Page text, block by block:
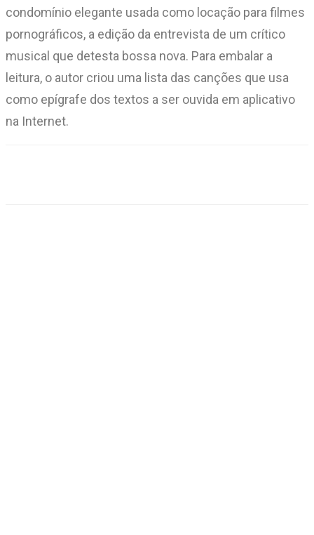
condomínio elegante usada como locação para filmes
pornográficos, a edição da entrevista de um crítico
musical que detesta bossa nova. Para embalar a
leitura, o autor criou uma lista das canções que usa
como epígrafe dos textos a ser ouvida em aplicativo
na Internet.